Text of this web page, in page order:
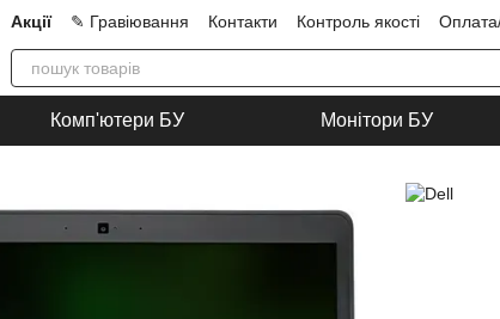
Акції ✎ Гравіювання Контакти Контроль якості
Про нас
Блог Співпраця Угода користувача
Комп'ютери БУ Монітори БУ